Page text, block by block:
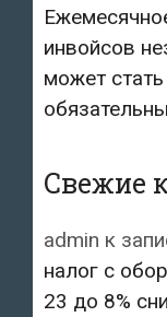
инвойсов
может
Свежие
admin к
налог с
23 до 8%